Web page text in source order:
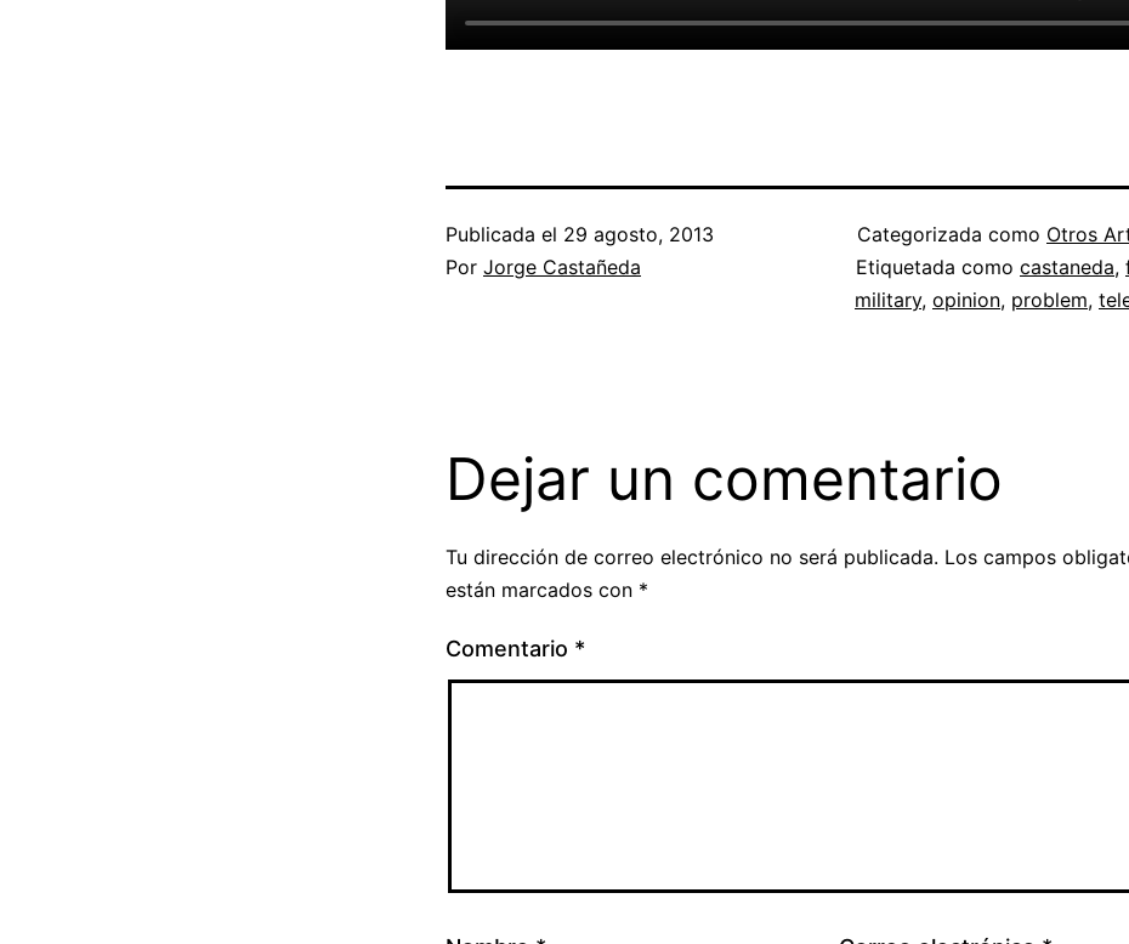
Publicada el 29 agosto, 2013
Por Jorge Castañeda
Categorizada como Otros
Etiquetada como castaneda,
military, opinion, problem,
Dejar un comentario
Tu dirección de correo electrónico no será publicada. Los campos
están marcados con *
Comentario *